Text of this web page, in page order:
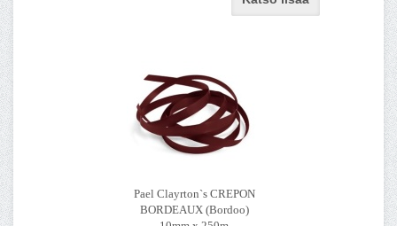
Pael Clayrton`s CREPON
BORDEAUX (Bordoo)